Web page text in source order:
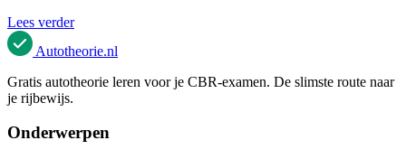
Lees verder
Autotheorie.nl
Gratis autotheorie leren voor je CBR-examen. De slimste route naar
je rijbewijs.
Onderwerpen